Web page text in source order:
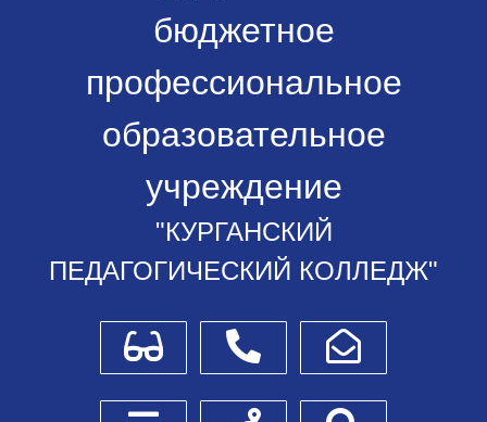
бюджетное
профессиональное
образовательное
учреждение
"КУРГАНСКИЙ
ПЕДАГОГИЧЕСКИЙ КОЛЛЕДЖ"
Для слабовидящихТелефоныНаписать обращение